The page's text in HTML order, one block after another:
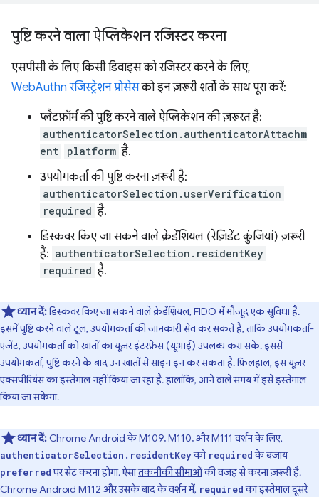
पुष्टि करने वाला ऐप्लिकेशन रजिस्टर करना
एसपीसी के लिए किसी डिवाइस को रजिस्टर करने के लिए,
WebAuthn रजिस्ट्रेशन प्रोसेसको इन ज़रूरी शर्तों के साथ पूरा करें:
प्लैटफ़ॉर्म की पुष्टि करने वाले ऐप्लिकेशन की ज़रूरत है:
authenticatorSelection.authenticatorAttachm
ent
platform है.
उपयोगकर्ता की पुष्टि करना ज़रूरी है:
authenticatorSelection.userVerification
required है.
डिस्कवर किए जा सकने वाले क्रेडेंशियल (रेज़िडेंट कुंजियां) ज़रूरी
हैं: authenticatorSelection.residentKey
required है.
ध्यान दें:डिस्कवर किए जा सकने वाले क्रेडेंशियल, FIDO में मौजूद एक सुविधा है.
इसमें पुष्टि करने वाले टूल, उपयोगकर्ता की जानकारी सेव कर सकते हैं, ताकि उपयोगकर्ता-
एजेंट, उपयोगकर्ता को खातों का यूज़र इंटरफ़ेस (यूआई) उपलब्ध करा सके. इससे
उपयोगकर्ता, पुष्टि करने के बाद उन खातों से साइन इन कर सकता है. फ़िलहाल, इस यूज़र
एक्सपीरियंस का इस्तेमाल नहीं किया जा रहा है. हालांकि, आने वाले समय में इसे इस्तेमाल
किया जा सकेगा.
ध्यान दें: Chrome Android के M109, M110, और M111 वर्शन के लिए,
authenticatorSelection.residentKeyको requiredके बजाय
preferredपर सेट करना होगा. ऐसातकनीकी सीमाओंकी वजह से करना ज़रूरी है.
Chrome Android M112 और उसके बाद के वर्शन में, requiredका इस्तेमाल दूसरे